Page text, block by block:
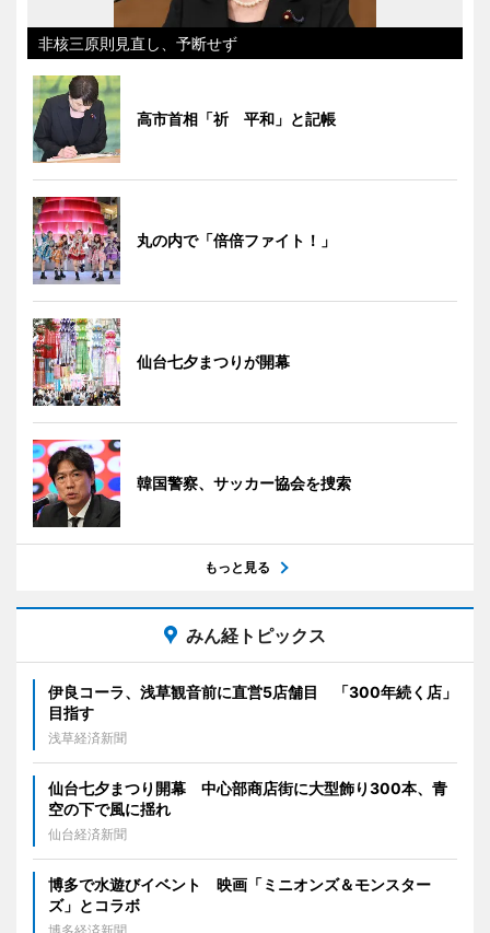
非核三原則見直し、予断せず
高市首相「祈 平和」と記帳
丸の内で「倍倍ファイト！」
仙台七夕まつりが開幕
韓国警察、サッカー協会を捜索
もっと見る
みん経トピックス
伊良コーラ、浅草観音前に直営5店舗目 「300年続く店」
目指す
浅草経済新聞
仙台七夕まつり開幕 中心部商店街に大型飾り300本、青
空の下で風に揺れ
仙台経済新聞
博多で水遊びイベント 映画「ミニオンズ＆モンスター
ズ」とコラボ